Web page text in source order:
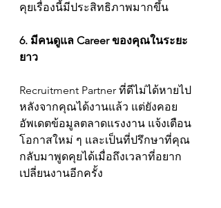
คุยเรื่องนี้มีประสิทธิภาพมากขึ้น
6. มีคนดูแล Career ของคุณในระยะ
ยาว
Recruitment Partner ที่ดีไม่ได้หายไป
หลังจากคุณได้งานแล้ว แต่ยังคอย
อัพเดตข้อมูลตลาดแรงงาน แจ้งเตือน
โอกาสใหม่ ๆ และเป็นที่ปรึกษาที่คุณ
กลับมาพูดคุยได้เมื่อถึงเวลาที่อยาก
เปลี่ยนงานอีกครั้ง